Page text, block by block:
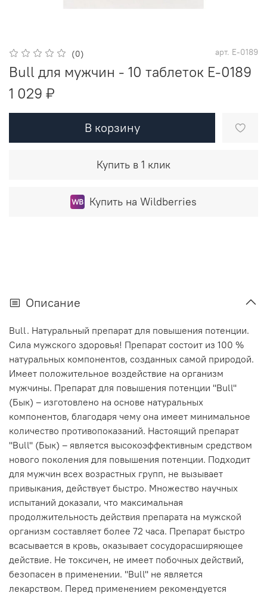
(0) арт. E-0189
Bull для мужчин - 10 таблеток E-0189
1 029 ₽
В корзину
Купить в 1 клик
Купить на Wildberries
Описание
Bull. Натуральный препарат для повышения потенции.
Сила мужского здоровья! Препарат состоит из 100 %
натуральных компонентов, созданных самой природой.
Имеет положительное воздействие на организм
мужчины. Препарат для повышения потенции ''Bull''
(Бык) – изготовлено на основе натуральных
компонентов, благодаря чему она имеет минимальное
количество противопоказаний. Настоящий препарат
''Bull'' (Бык) – является высокоэффективным средством
нового поколения для повышения потенции. Подходит
для мужчин всех возрастных групп, не вызывает
привыкания, действует быстро. Множество научных
испытаний доказали, что максимальная
продолжительность действия препарата на мужской
организм составляет более 72 часа. Препарат быстро
всасывается в кровь, оказывает сосудорасширяющее
действие. Не токсичен, не имеет побочных действий,
безопасен в применении. ''Bull'' не является
лекарством. Перед применением рекомендуется